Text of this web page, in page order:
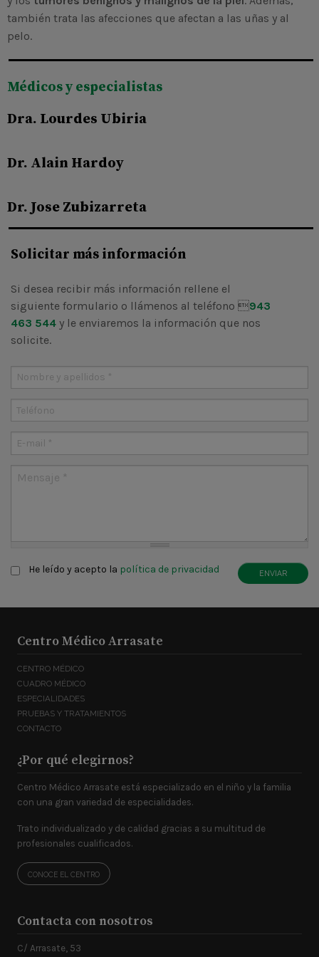
también trata las afecciones que afectan a las uñas y al
pelo.
Médicos y especialistas
Dra. Lourdes Ubiria
Dr. Alain Hardoy
Dr. Jose Zubizarreta
Solicitar más información
Si desea recibir más información rellene el
siguiente formulario o llámenos al teléfono 943
463 544 y le enviaremos la información que nos
solicite.
Nombre y apellidos*
Teléfono
E-mail*
Mensaje *
Claúsula *
He leído y acepto la política de privacidad ENVIAR
Centro Médico Arrasate
CENTRO MÉDICO
CUADRO MÉDICO
ESPECIALIDADES
PRUEBAS Y TRATAMIENTOS
CONTACTO
¿Por qué elegirnos?
Centro Médico Arrasate está especializado en el niño y la familia
con una gran variedad de especialidades.
Trato individualizado y de calidad gracias a su multitud de
profesionales cualificados.
CONOCE EL CENTRO
Contacta con nosotros
C/ Arrasate, 53